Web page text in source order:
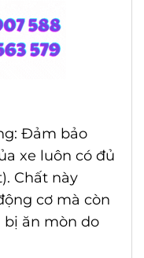
Đảm bảo
xe luôn có đủ
Chất này
cơ mà còn
bị ăn mòn do